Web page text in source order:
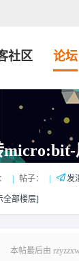
社区 论坛
micro:bit-
帖子： 发
全部楼层]
本帖最后由